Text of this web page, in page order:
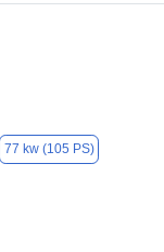
77 kw (105 PS)